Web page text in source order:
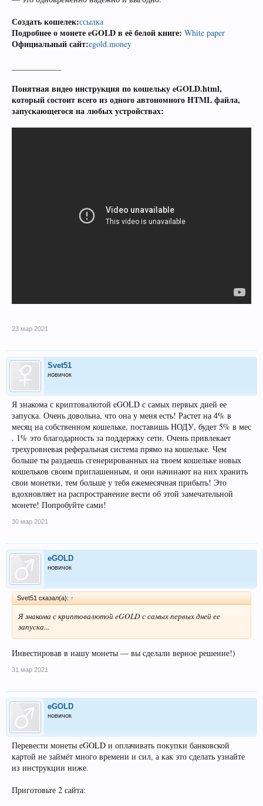
Создать кошелек:ссылка
Подробнее о монете eGOLD в её белой книге: White paper
Официальный сайт:egold.money
Понятная видео инструкция по кошельку eGOLD.html,
который состоит всего из одного автономного HTML файла,
запускающегося на любых устройствах:
23 мар 2021
Svet51
новичок
Я знакома с криптовалютой eGOLD с самых первых дней ее
запуска. Очень довольна, что она у меня есть! Растет на 4% в
месяц на собственном кошельке, поставишь НОДУ, будет 5% в мес
. 1% это благодарность за поддержку сети. Очень привлекает
трехуровневая реферальная система прямо на кошельке. Чем
больше ты раздаешь сгенерированных на твоем кошельке новых
кошельков своим приглашенным, и они начинают на них хранить
свои монетки, тем больше у тебя ежемесячная прибыть! Это
вдохновляет на распространение вести об этой замечательной
монете! Попробуйте сами!
30 мар 2021
eGOLD
новичок
Svet51 сказал(а): ↑
Я знакома с криптовалютой eGOLD с самых первых дней ее
запуска...
Инвестировав в нашу монеты — вы сделали верное решение!)
31 мар 2021
eGOLD
новичок
Перевести монеты eGOLD и оплачивать покупки банковской
картой не займёт много времени и сил, а как это сделать узнайте
из инструкции ниже.
Приготовьте 2 сайта: